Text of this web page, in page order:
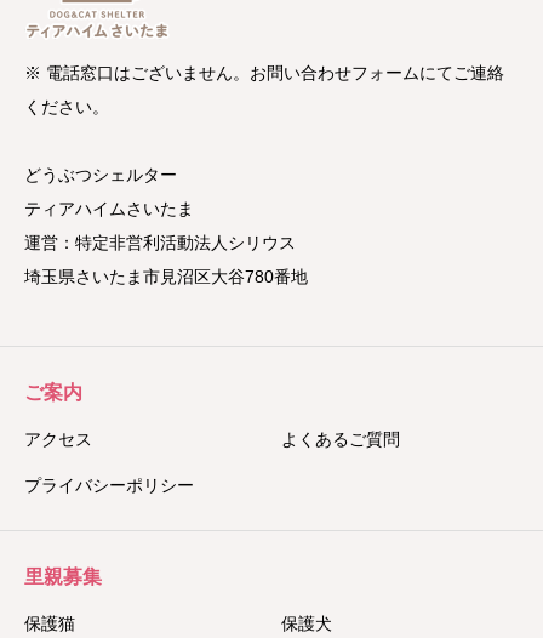
※ 電話窓口はございません。お問い合わせフォームにてご連絡
ください。
どうぶつシェルター
ティアハイムさいたま
運営：特定非営利活動法人シリウス
埼玉県さいたま市見沼区大谷780番地
ご案内
アクセス よくあるご質問
プライバシーポリシー
里親募集
保護猫 保護犬